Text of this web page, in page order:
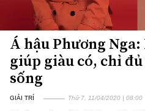
Á hậu Phương
giúp giàu có, chỉ
sống
GIẢI TRÍ Thứ 7, 11/04/2020 | 08:00